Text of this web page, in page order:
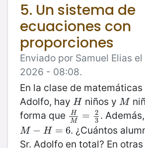
5. Un sistema de
ecuaciones con
proporciones
Enviado por Samuel Elias
2026 - 08:08.
En la clase de matemáticas
Adolfo, hay H
Hniños y M
M
forma que
H
M
=
2
3
HM= 23.
M − H = 6
M−H =6
. ¿Cuántos
Sr. Adolfo en total? En